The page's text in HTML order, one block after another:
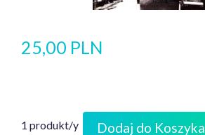
25,00 PLN
1 produkt/y Dodaj do Koszyka